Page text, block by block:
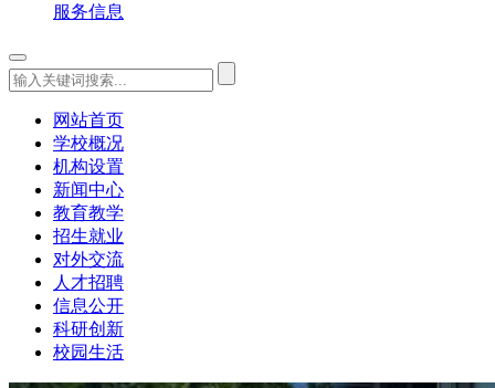
服务信息
网站首页
学校概况
机构设置
新闻中心
教育教学
招生就业
对外交流
人才招聘
信息公开
科研创新
校园生活